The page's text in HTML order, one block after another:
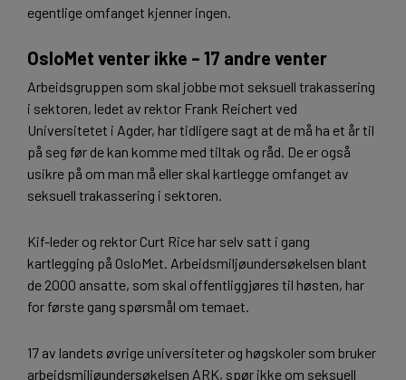
egentlige omfanget kjenner ingen.
OsloMet venter ikke – 17 andre venter
Arbeidsgruppen som skal jobbe mot seksuell trakassering
i sektoren, ledet av rektor Frank Reichert ved
Universitetet i Agder, har tidligere sagt at de må ha et år til
på seg før de kan komme med tiltak og råd. De er også
usikre på om man må eller skal kartlegge omfanget av
seksuell trakassering i sektoren.
Kif-leder og rektor Curt Rice har selv satt i gang
kartlegging på OsloMet. Arbeidsmiljøundersøkelsen blant
de 2000 ansatte, som skal offentliggjøres til høsten, har
for første gang spørsmål om temaet.
17 av landets øvrige universiteter og høgskoler som bruker
arbeidsmiljøundersøkelsen ARK, spør ikke om seksuell